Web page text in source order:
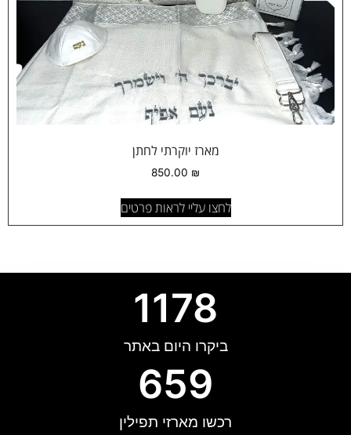
מארז יוקרתי לחתן
850.00 ₪
לחצו עליי לראות פרטים
ביקרו היום באתר
1178
רכשו מארזי תפילין
659